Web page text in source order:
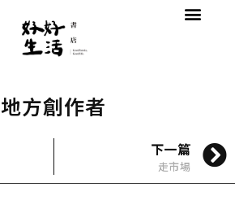
地方創作者
下一篇
走市場